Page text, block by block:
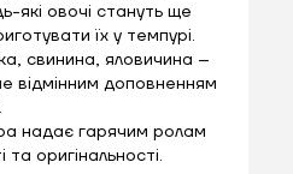
які овочі стануть ще
їх у темпурі.
свинина, яловичина –
відмінним доповненням
надає гарячим ролам
та оригінальності.